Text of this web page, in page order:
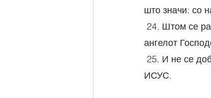
што значи: со
ангелот
ИСУС.